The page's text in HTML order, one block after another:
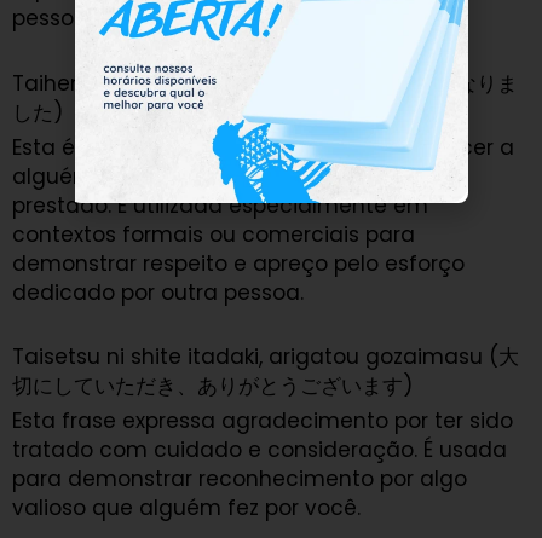
pessoais ou profissionais.
Taihen osewa ni narimashita (大変お世話になりま
した)
Esta é uma expressão formal para agradecer a
alguém por um grande serviço ou favor
prestado. É utilizada especialmente em
contextos formais ou comerciais para
demonstrar respeito e apreço pelo esforço
dedicado por outra pessoa.
Taisetsu ni shite itadaki, arigatou gozaimasu (大
切にしていただき、ありがとうございます)
Esta frase expressa agradecimento por ter sido
tratado com cuidado e consideração. É usada
para demonstrar reconhecimento por algo
valioso que alguém fez por você.